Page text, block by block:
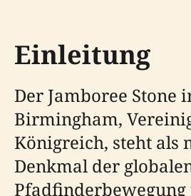
Einleitung
Der Jamboree Stone
Birmingham,
Königreich, steht als
Denkmal der
Pfadfinderbewegung